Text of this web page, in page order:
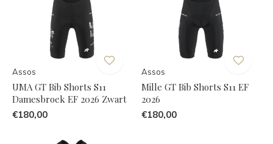
Assos
UMA GT Bib Shorts S11
Damesbroek EF 2026 Zwart
€180,00
Assos
Mille GT Bib Shorts S11 EF
2026
€180,00